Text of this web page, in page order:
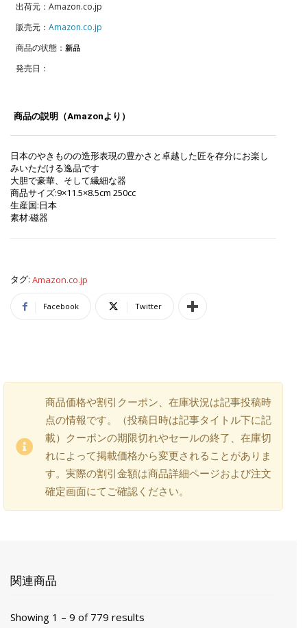
出荷元：Amazon.co.jp
販売元： Amazon.co.jp
商品の状態： 新品
発売日：
商品の説明（Amazonより）
日本のやきものの造形表現の豊かさと卓越した匠を存分にお楽し
みいただける逸品です
大胆で豪華、そして繊細な器
商品サイズ:9×11.5×8.5cm 250cc
生産国:日本
素材:磁器
タグ: Amazon.co.jp
Facebook Twitter
商品価格や割引クーポン、在庫状況は記事投稿時
点の情報です。（投稿日時は記事タイトル下に記
載）クーポンの期限切れやセールの終了、在庫切
れによって掲載価格から変更されることがありま
す。実際の割引金額は商品詳細ページおよび注文
確定画面にてご確認ください。
関連商品
Showing 1 – 9 of 779 results